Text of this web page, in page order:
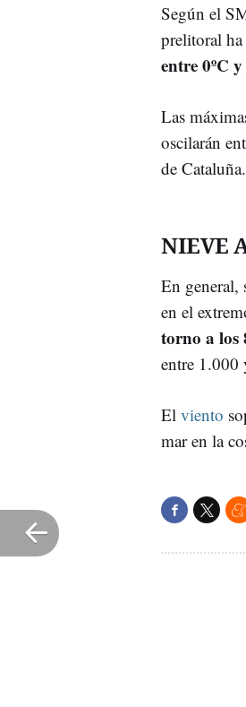
Según el
prelitoral ha
entre 0ºC y
Las
oscilarán
de Cataluña.
NIEVE
En general,
en el
torno a los
entre 1.000
El viento
mar en la